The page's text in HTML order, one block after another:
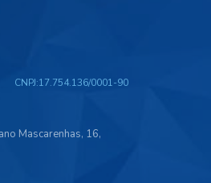
Mascarenhas, 16,
CNPJ:17.754.136/0001-90